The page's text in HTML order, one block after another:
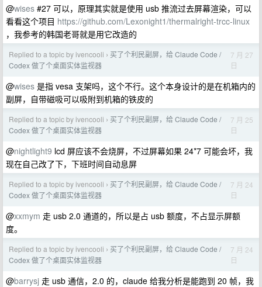
@wises #27 可以，原理其实就是使用 usb 推流过去屏幕渲染，可以
看看这个项目 https://github.com/Lexonight1/thermalright-trcc-linux
，我参考的韩国老哥就是用它改造的
Replied to a topic by ivencooli › 买了个利民副屏，给 Claude Code /
Codex 做了个桌面实体监视器
7 月 27
日
@wises 是指 vesa 支架吗，这个不行。这个本身设计的是在机箱内的
副屏，自带磁吸可以吸附到机箱的铁皮的
Replied to a topic by ivencooli › 买了个利民副屏，给 Claude Code /
Codex 做了个桌面实体监视器
7 月 25
日
@nightlight9 lcd 屏应该不会烧屏，不过屏幕如果 24*7 可能会坏，我
现在自己改了下，下班时间自动息屏
Replied to a topic by ivencooli › 买了个利民副屏，给 Claude Code /
Codex 做了个桌面实体监视器
7 月 24
日
@xxmym 走 usb 2.0 通道的，所以是占 usb 额度，不占显示屏额
度。
Replied to a topic by ivencooli › 买了个利民副屏，给 Claude Code /
Codex 做了个桌面实体监视器
7 月 24
日
@barrysj 走 usb 通信，2.0 的，claude 给我分析是能跑到 20 帧，我